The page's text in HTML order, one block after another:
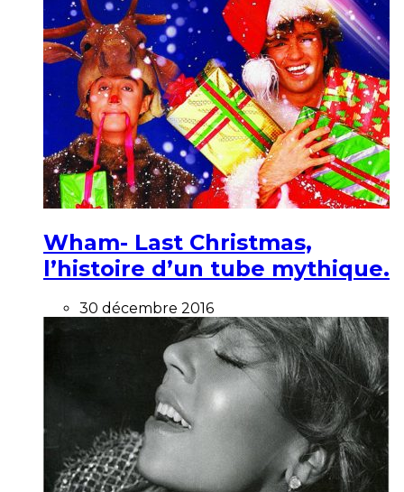
Wham- Last Christmas,
l’histoire d’un tube mythique.
30 décembre 2016